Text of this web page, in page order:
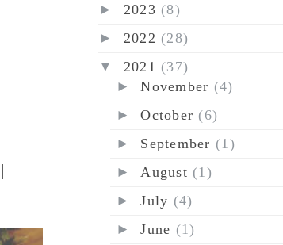
► 2023 (8)
► 2022 (28)
▼ 2021 (37)
►November (4)
►October (6)
► September (1)
►August (1)
►July (4)
►June (1)